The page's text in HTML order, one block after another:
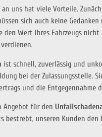
an uns hat viele Vorteile.
sich auch keine
den Wert Ihres Fahrzeugs
ist schnell, zuverlässig und
bei der Zulassungsstelle.
und die Entgegennahme
Angebot für den
bestrebt, unseren Kunden den